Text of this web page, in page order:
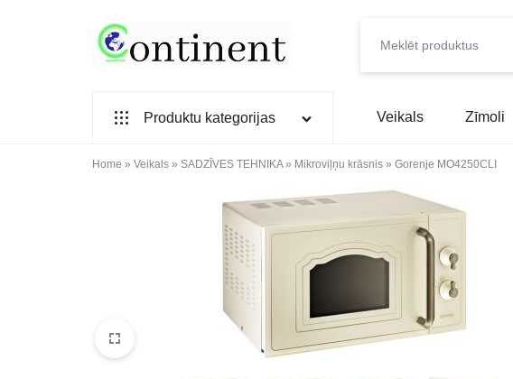
PREČU
INTERNETVEIKALS
Produktu kategorijas
SADZĪVES TEHNIKA
IEBŪVĒJAMĀ TEHNIKA
MAZĀ SADZĪVES TEHNIKA
Veikals Zīmoli
Home » Veikals » SADZĪVES TEHNIKA» Mikroviļņu krāsnis » Gorenje MO4250CLI